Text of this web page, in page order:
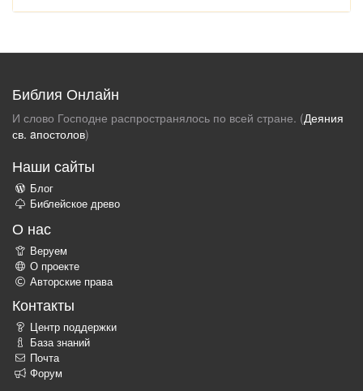
Библия Онлайн
И слово Господне распространялось по всей стране. (Деяния
св. aпостолов)
Наши сайты
Блог
Библейское древо
О нас
Веруем
О проекте
Авторские права
Контакты
Центр поддержки
База знаний
Почта
Форум